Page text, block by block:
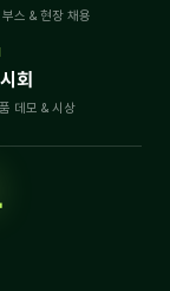
스 & 현장 채용
회
데모 & 시상